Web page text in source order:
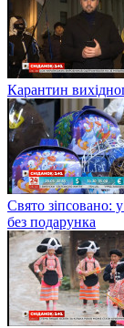
Карантин
Свято зіпсовано:
без подарунка